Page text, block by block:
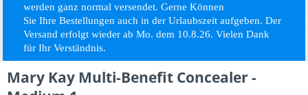
werden ganz normal versendet. Gerne Können
SieIhreBestellungen auch in der Urlaubszeit aufgeben. Der
Versand erfolgt wieder ab Mo. dem 10.8.26. Vielen Dank
für Ihr Verständnis.
Mary Kay Multi-Benefit Concealer -